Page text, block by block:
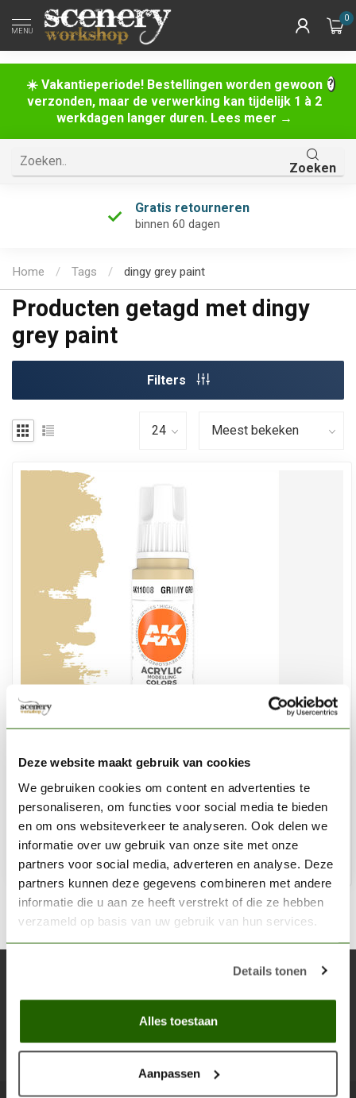
Deze website maakt gebruik van cookies
We gebruiken cookies om content en advertenties te
personaliseren, om functies voor social media te bieden
en om ons websiteverkeer te analyseren. Ook delen we
informatie over uw gebruik van onze site met onze
partners voor social media, adverteren en analyse. Deze
partners kunnen deze gegevens combineren met andere
informatie die u aan ze heeft verstrekt of die ze hebben
verzameld op basis van uw gebruik van hun services.
Details tonen
Alles toestaan
Aanpassen
☀️ Vakantieperiode! Bestellingen worden gewoon
verzonden, maar de verwerking kan tijdelijk 1 à 2
werkdagen langer duren. Lees meer →
MENU
0
Zoeken
Gratis retourneren
binnen 60 dagen
Home / Tags / dingy grey paint
Producten getagd met dingy
grey paint
Filters
Grimy Grey Acrylic Modelling Colors - 17ml - AK11008
€2,75
Op voorraad
Blijf op de hoogte over onze laatste acties